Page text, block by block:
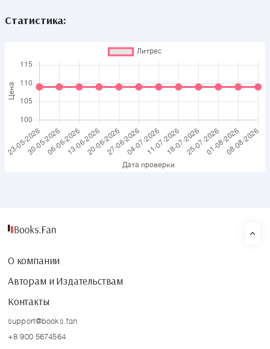
Статистика:
О компании
Авторам и Издательствам
Контакты
support@books.fan
+8 900 5674564